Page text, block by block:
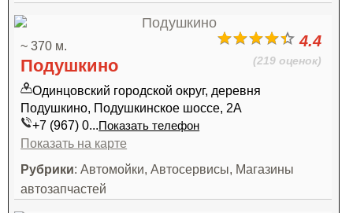
4.4
(219 оценок)
~ 370 м.
Подушкино
Одинцовский городской округ, деревня
Подушкино, Подушкинское шоссе, 2А
+7 (967) 0...Показать телефон
Показать на карте
Рубрики: Автомойки, Автосервисы, Магазины
автозапчастей